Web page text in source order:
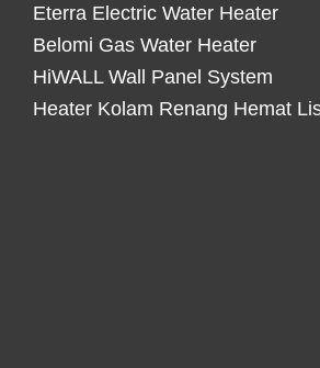
Eterra Electric Water Heater
Belomi Gas Water Heater
HiWALL Wall Panel System
Heater Kolam Renang Hemat